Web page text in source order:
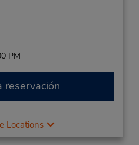
PM
reservación
Locations